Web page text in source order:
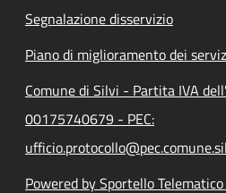
Segnalazione disservizio
Piano di miglioramento dei
Comune di Silvi - Partita IVA
00175740679 - PEC:
Powered by Sportello